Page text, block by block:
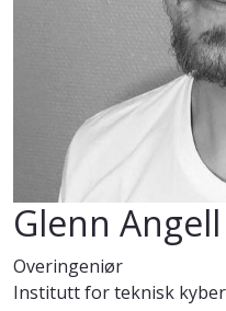
Glenn Angell
Overingeniør
Institutt for teknisk